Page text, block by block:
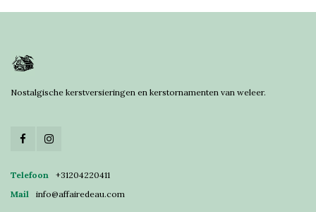
Nostalgische kerstversieringen en kerstornamenten van weleer.
Telefoon
+31204220411
Mail
info@affairedeau.com